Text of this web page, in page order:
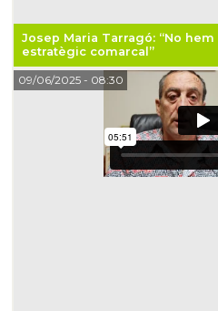
Josep Maria Tarragó: “No
estratègic comarcal”
09/06/2025- 08:30